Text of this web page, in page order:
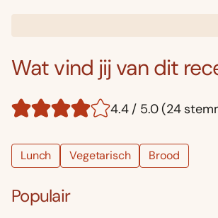
Wat vind jij van dit
4.4 / 5.0 (24
Lunch Vegetarisch Brood
Populair